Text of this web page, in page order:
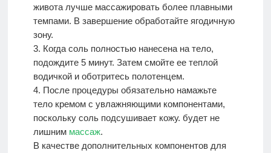
живота лучше массажировать более плавными
темпами. В завершение обработайте ягодичную
зону.
3. Когда соль полностью нанесена на тело,
подождите 5 минут. Затем смойте ее теплой
водичкой и оботритесь полотенцем.
4. После процедуры обязательно намажьте
тело кремом с увлажняющими компонентами,
поскольку соль подсушивает кожу. будет не
лишним массаж.
В качестве дополнительных компонентов для